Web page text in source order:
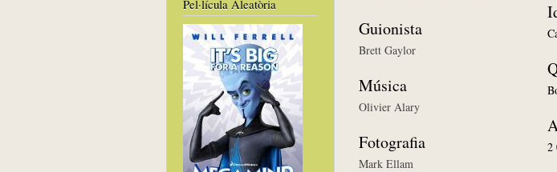
Pel·lícula Aleatòria
Guionista
Brett Gaylor
Música
Olivier Alary
Fotografia
Mark Ellam
2